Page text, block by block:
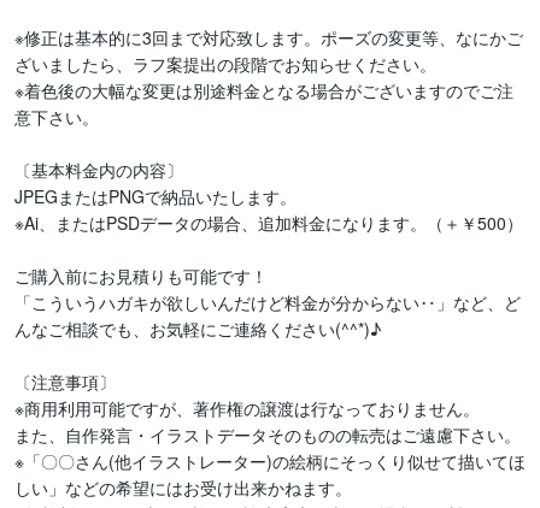
※修正は基本的に3回まで対応致します。ポーズの変更等、なにかご
ざいましたら、ラフ案提出の段階でお知らせください。
※着色後の大幅な変更は別途料金となる場合がございますのでご注
意下さい。
〔基本料金内の内容〕
JPEGまたはPNGで納品いたします。
※Ai、またはPSDデータの場合、追加料金になります。（＋￥500）
ご購入前にお見積りも可能です！
「こういうハガキが欲しいんだけど料金が分からない‥」など、ど
んなご相談でも、お気軽にご連絡ください(^^*)♪
〔注意事項〕
※商用利用可能ですが、著作権の譲渡は行なっておりません。
また、自作発言・イラストデータそのものの転売はご遠慮下さい。
※「〇〇さん(他イラストレーター)の絵柄にそっくり似せて描いてほ
しい」などの希望にはお受け出来かねます。